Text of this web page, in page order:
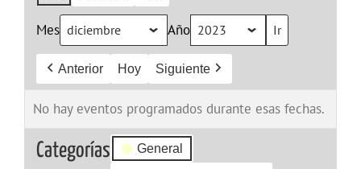
Mes Año
Anterior Hoy Siguiente
No hay eventos programados durante esas fechas.
Categorías
General